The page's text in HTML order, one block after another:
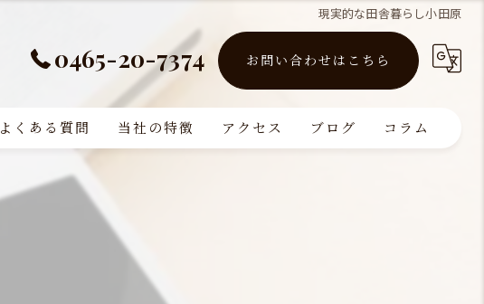
現実的な田舎暮らし小田原
0465-20-7374 お問い合わせはこちら
よくある質問 当社の特徴
リフォーム
アクセス ブログ コラム